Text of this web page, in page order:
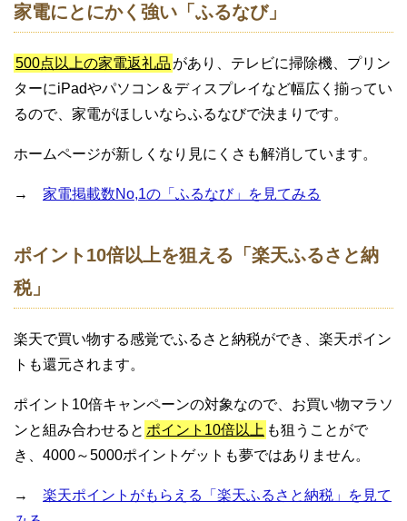
家電にとにかく強い「ふるなび」
500点以上の家電返礼品 があり、テレビに掃除機、プリン
ターにiPadやパソコン＆ディスプレイなど幅広く揃ってい
るので、家電がほしいならふるなびで決まりです。
ホームページが新しくなり見にくさも解消しています。
→ 家電掲載数No,1の「ふるなび」を見てみる
ポイント10倍以上を狙える「楽天ふるさと納
税」
楽天で買い物する感覚でふるさと納税ができ、楽天ポイン
トも還元されます。
ポイント10倍キャンペーンの対象なので、お買い物マラソ
ンと組み合わせると ポイント10倍以上 も狙うことがで
き、4000～5000ポイントゲットも夢ではありません。
→ 楽天ポイントがもらえる「楽天ふるさと納税」を見て